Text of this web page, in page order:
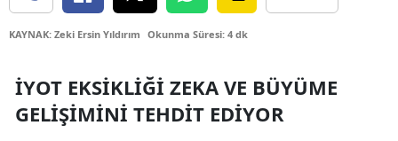
Denizli
Edirne
Elazığ
KAYNAK: Zeki Ersin Yıldırım Okunma Süresi: 4 dk
İYOT EKSIKLIĞI ZEKA VE BÜYÜME
GELIŞIMINI TEHDIT EDIYOR